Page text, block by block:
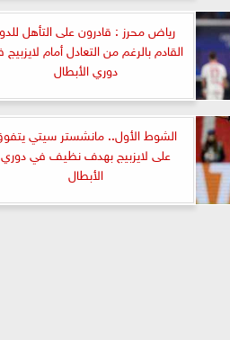
رياض محرز : قادرون على التأهل
القادم بالرغم من التعادل أمام
دوري الأبطال
الشوط الأول.. مانشستر سيتي
على لايزبيج بهدف نظيف في دوري
الأبطال